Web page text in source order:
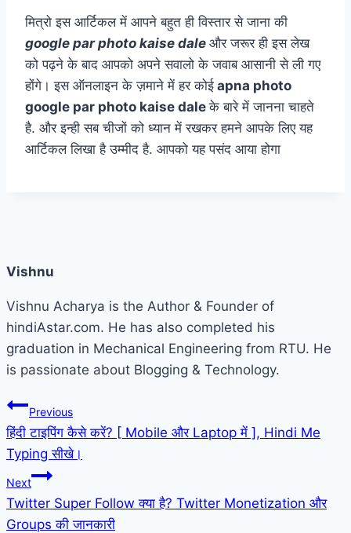
मित्रो इस आर्टिकल में आपने बहुत ही विस्तार से जाना की
google par photo kaise dale और जरूर ही इस लेख
को पढ़ने के बाद आपको अपने सवालो के जवाब आसानी से ली गए
होंगे। इस ऑनलाइन के ज़माने में हर कोई apna photo
google par photo kaise daleके बारे में जानना चाहते
है. और इन्ही सब चीजों को ध्यान में रखकर हमने आपके लिए यह
आर्टिकल लिखा है उम्मीद है. आपको यह पसंद आया होगा
Vishnu
Vishnu Acharya is the Author & Founder of
hindiAstar.com. He has also completed his
graduation in Mechanical Engineering from RTU. He
is passionate about Blogging & Technology.
Post
navigation
Previous
हिंदी टाइपिंग कैसे करें? [ Mobile और Laptop में ], Hindi Me
Typing सीखे।
Next
Twitter Super Follow क्या है? Twitter Monetization और
Groups की जानकारी